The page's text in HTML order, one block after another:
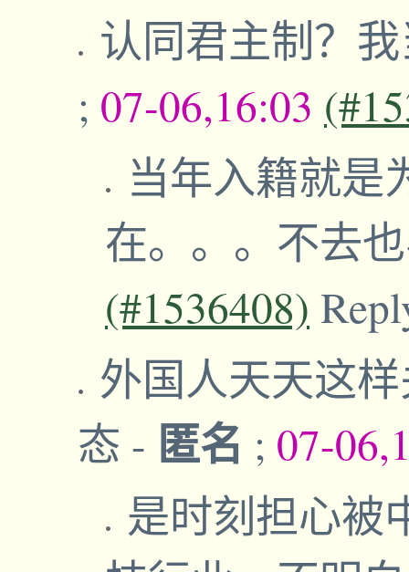
认同君主制？
; 07-06,16:03
当年入籍就是
在。。。不去
(#1536408)
外国人天天这
态 - 匿名 ; 07-
是时刻担心被